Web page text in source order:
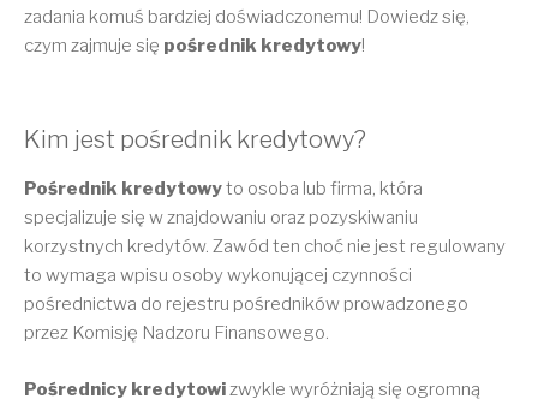
zadania komuś bardziej doświadczonemu! Dowiedz się,
czym zajmuje się pośrednik kredytowy!
Kim jest pośrednik kredytowy?
Pośrednik kredytowyto osoba lub firma, która
specjalizuje się w znajdowaniu oraz pozyskiwaniu
korzystnych kredytów. Zawód ten choć nie jest regulowany
to wymaga wpisu osoby wykonującej czynności
pośrednictwa do rejestru pośredników prowadzonego
przez Komisję Nadzoru Finansowego.
Pośrednicy kredytowi zwykle wyróżniają się ogromną